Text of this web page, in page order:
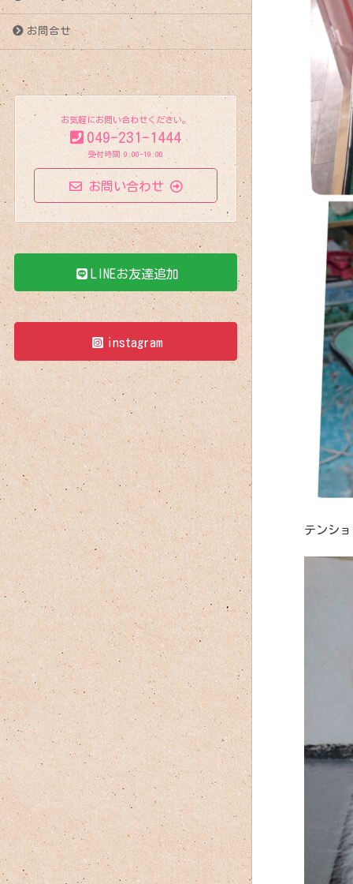
お問合せ
お気軽にお問い合わせください。
049-231-1444
受付時間 9:00-19:00
お問い合わせ
LINEお友達追加
instagram
テンシ